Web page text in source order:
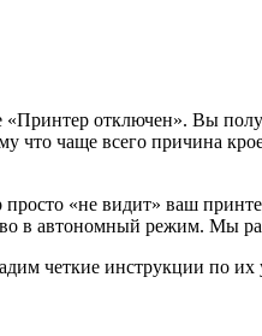
отключен». Вы
что чаще всего причина
«не видит» ваш
в автономный режим. Мы
четкие инструкции по